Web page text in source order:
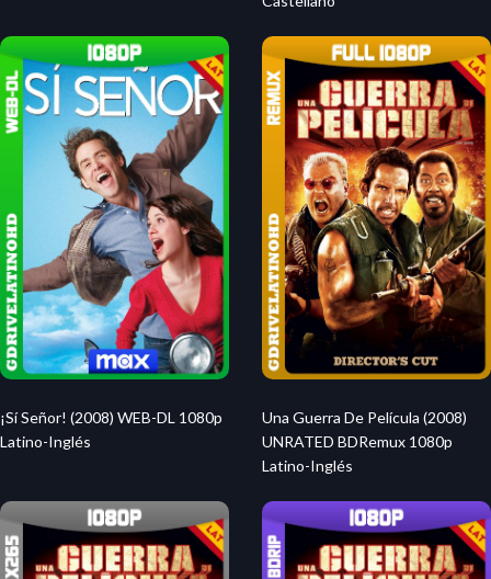
¡Sí Señor! (2008) WEB-DL 1080p
Latino-Inglés
Una Guerra De Película (2008)
UNRATED BDRemux 1080p
Latino-Inglés